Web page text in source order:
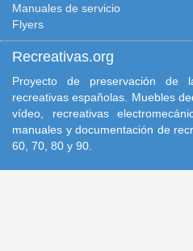
Manuales de servicio
Flyers
Recreativas.org
Proyecto de preservación de
recreativas españolas. Muebles
vídeo, recreativas
manuales y documentación de
60, 70, 80 y 90.